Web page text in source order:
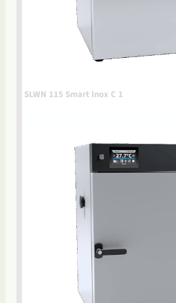
SLWN 115 Smart Inox C 1